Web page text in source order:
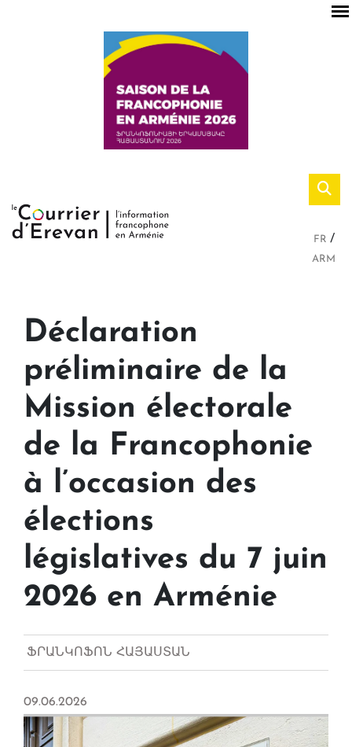
FR
ARM
Déclaration
préliminaire de la
Mission électorale
de la Francophonie
à l’occasion des
élections
législatives du 7 juin
2026 en Arménie
ՖՐԱՆԿՈՖՈՆ ՀԱՅԱՍՏԱՆ
09.06.2026